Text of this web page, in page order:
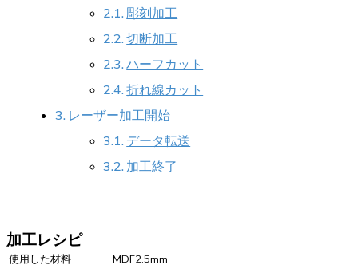
彫刻加工
切断加工
ハーフカット
折れ線カット
レーザー加工開始
データ転送
加工終了
加工レシピ
使用した材料
MDF2.5mm